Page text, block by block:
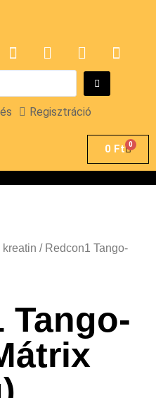
Regisztráció
0 Ft 0
kreatin / Redcon1 Tango-
Tango-